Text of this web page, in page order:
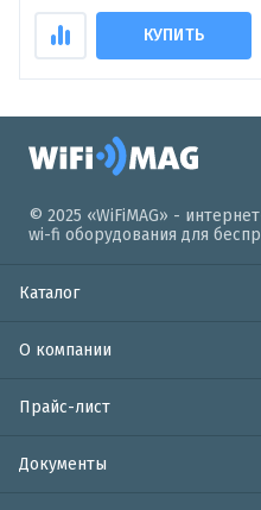
КУПИТЬ
© 2025 «WiFiMAG» -
wi-fi оборудования для
Каталог
О компании
Прайс-лист
Документы